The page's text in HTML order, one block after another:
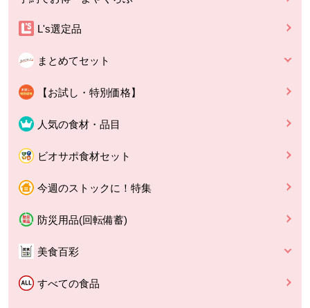
L's選定品
まとめてセット
【お試し・特別価格】
人気の食材・品目
ビオサポ食材セット
今週のストックに！特集
防災用品(回転備蓄)
美食百彩
すべての食品